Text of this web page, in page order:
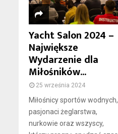
Yacht Salon 2024 –
Największe
Wydarzenie dla
Miłośników...
25 września 2024
Miłośnicy sportów wodnych,
pasjonaci żeglarstwa,
nurkowie oraz wszyscy,